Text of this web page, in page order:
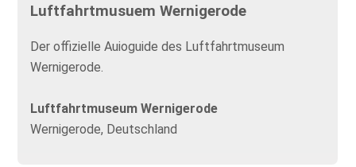
Luftfahrtmusuem Wernigerode
Der offizielle Auioguide des Luftfahrtmuseum
Wernigerode.
Luftfahrtmuseum Wernigerode
Wernigerode, Deutschland